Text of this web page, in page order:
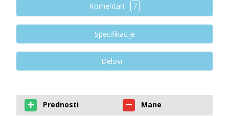
Komentari 7
Specifikacije
Delovi
Prednosti Mane